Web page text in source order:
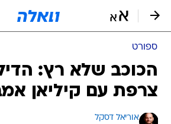
ספורט
הכוכב שלא רץ:
צרפת עם קיליאן
אוריאל דסקל